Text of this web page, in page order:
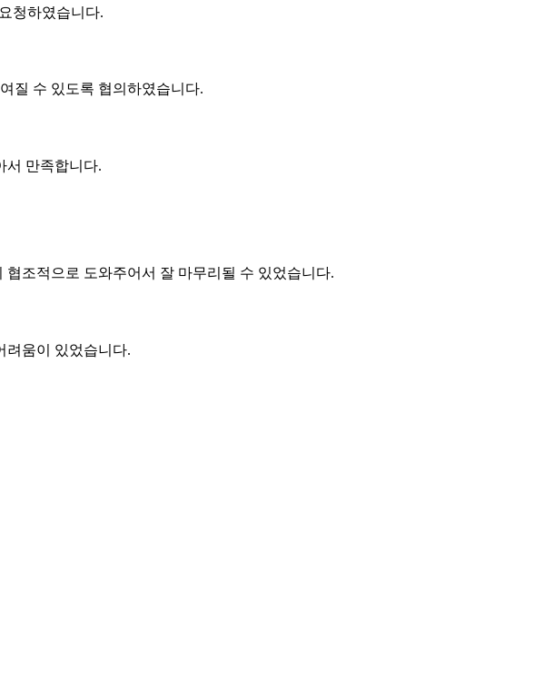
청하였습니다.
질 수 있도록 협의하였습니다.
서 만족합니다.
조적으로 도와주어서 잘 마무리될 수 있었습니다.
려움이 있었습니다.